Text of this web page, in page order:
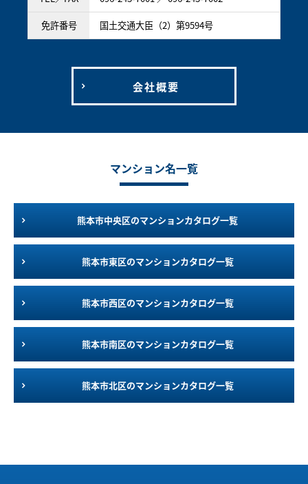
免許番号 国土交通大臣（2）第9594号
会社概要
マンション名一覧
熊本市中央区のマンションカタログ一覧
熊本市東区のマンションカタログ一覧
熊本市西区のマンションカタログ一覧
熊本市南区のマンションカタログ一覧
熊本市北区のマンションカタログ一覧